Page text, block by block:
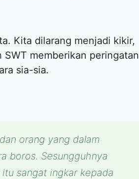
Kita dilarang menjadi kikir,
SWT memberikan peringatan
sia-sia.
orang yang dalam
boros. Sesungguhnya
sangat ingkar kepada